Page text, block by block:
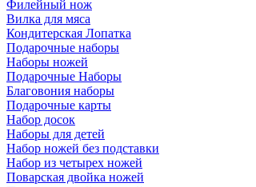
Филейный нож
Вилка для мяса
Кондитерская Лопатка
Подарочные наборы
Наборы ножей
Подарочные Наборы
Благовония наборы
Подарочные карты
Набор досок
Наборы для детей
Набор ножей без подставки
Набор из четырех ножей
Поварская двойка ножей